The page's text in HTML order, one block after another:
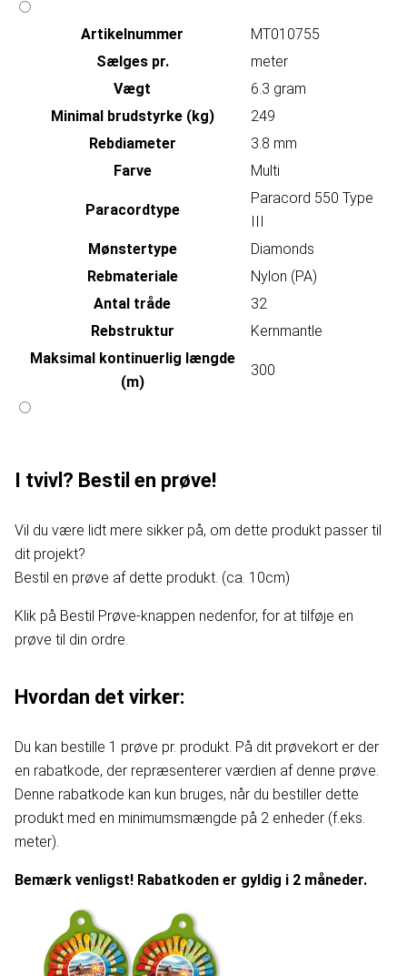
Artikelnummer
MT010755
Sælges pr.
meter
Vægt
6.3 gram
Minimal brudstyrke (kg)
249
Rebdiameter
3.8 mm
Farve
Multi
Paracordtype
Paracord 550 Type
III
Mønstertype
Diamonds
Rebmateriale
Nylon (PA)
Antal tråde
32
Rebstruktur
Kernmantle
Maksimal kontinuerlig længde
(m)
300
I tvivl? Bestil en prøve!
Vil du være lidt mere sikker på, om dette produkt passer til
dit projekt?
Bestil en prøve af dette produkt. (ca. 10cm)
Klik på Bestil Prøve-knappen nedenfor, for at tilføje en
prøve til din ordre.
Hvordan det virker:
Du kan bestille 1 prøve pr. produkt. På dit prøvekort er der
en rabatkode, der repræsenterer værdien af denne prøve.
Denne rabatkode kan kun bruges, når du bestiller dette
produkt med en minimumsmængde på 2 enheder (f.eks.
meter).
Bemærk venligst! Rabatkoden er gyldig i 2 måneder.